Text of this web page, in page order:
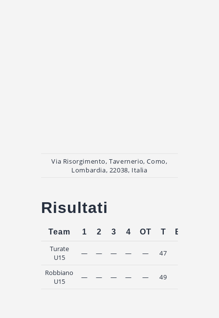
Via Risorgimento, Tavernerio, Como,
Lombardia, 22038, Italia
Risultati
Team 1 2 3 4 OT T Esito
Turate
U15
— — — — — 47
Robbiano
U15
— — — — — 49